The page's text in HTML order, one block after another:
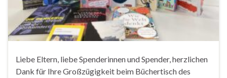
Liebe Eltern, liebe Spenderinnen und Spender, herzlichen
Dank für Ihre Großzügigkeit beim Büchertisch des